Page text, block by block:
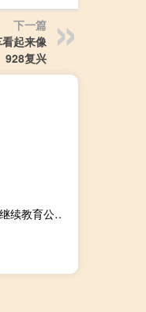
下一篇
起来像
928复兴
宁夏专业技术教育人员继续教育网官网（宁夏专业技术人员继续教育公需课登录）